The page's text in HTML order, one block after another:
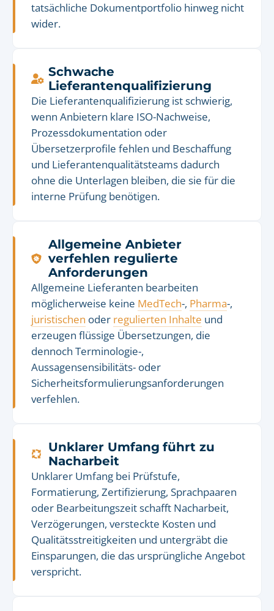
tatsächliche Dokumentportfolio hinweg nicht
wider.
Schwache
Lieferantenqualifizierung
Die Lieferantenqualifizierung ist schwierig,
wenn Anbietern klare ISO-Nachweise,
Prozessdokumentation oder
Übersetzerprofile fehlen und Beschaffung
und Lieferantenqualitätsteams dadurch
ohne die Unterlagen bleiben, die sie für die
interne Prüfung benötigen.
Allgemeine Anbieter
verfehlen regulierte
Anforderungen
Allgemeine Lieferanten bearbeiten
möglicherweise keine MedTech-, Pharma-,
juristischen oder regulierten Inhalte und
erzeugen flüssige Übersetzungen, die
dennoch Terminologie-,
Aussagensensibilitäts- oder
Sicherheitsformulierungsanforderungen
verfehlen.
Unklarer Umfang führt zu
Nacharbeit
Unklarer Umfang bei Prüfstufe,
Formatierung, Zertifizierung, Sprachpaaren
oder Bearbeitungszeit schafft Nacharbeit,
Verzögerungen, versteckte Kosten und
Qualitätsstreitigkeiten und untergräbt die
Einsparungen, die das ursprüngliche Angebot
verspricht.